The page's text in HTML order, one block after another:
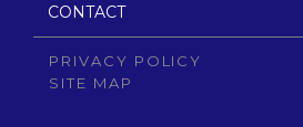
CONTACT
PRIVACY POLICY
SITE MAP